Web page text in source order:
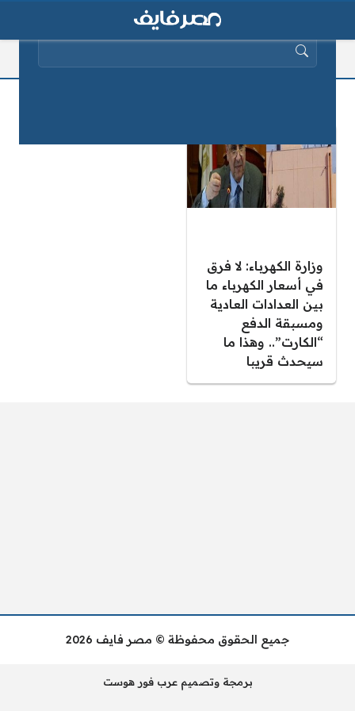
وزارة الكهرباء: لا فرق
في أسعار الكهرباء ما
بين العدادات العادية
ومسبقة الدفع
“الكارت”.. وهذا ما
سيحدث قريبا
جميع الحقوق محفوظة © مصر فايف 2026
برمجة وتصميم عرب فور هوست
البحث عن: